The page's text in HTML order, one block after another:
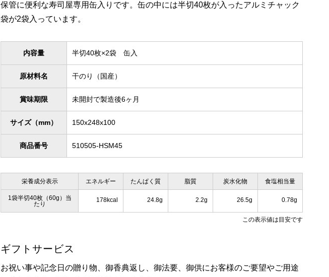
保管に便利な寿司屋専用缶入りです。缶の中には半切40枚が入ったアルミチャック
袋が2袋入っています。
内容量 半切40枚×2袋 缶入
原材料名 干のり（国産）
賞味期限 未開封で製造後6ヶ月
サイズ（mm） 150x248x100
商品番号 510505-HSM45
栄養成分表示 エネルギー たんぱく質 脂質 炭水化物 食塩相当量
1袋半切40枚（60g）当
たり
178kcal 24.8g 2.2g 26.5g 0.78g
この表示値は目安です
ギフトサービス
お祝い事や記念日の贈り物、御香典返し、御法要、御供にお客様のご要望やご用途